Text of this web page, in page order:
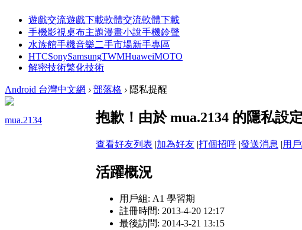
遊戲交流遊戲下載軟體交流軟體下載
手機影視桌布主題漫畫小說手機鈴聲
水族館手機音樂二手市場新手專區
HTCSonySamsungTWMHuaweiMOTO
解密技術繁化技術
Android 台灣中文網 › 部落格 › 隱私提醒
mua.2134 抱歉！由於 mua.2134 的隱私設
查看好友列表 |加為好友 |打個招呼 |發送消息 |用
活躍概況
用戶組: A1 學習期
註冊時間: 2013-4-20 12:17
最後訪問: 2014-3-21 13:15